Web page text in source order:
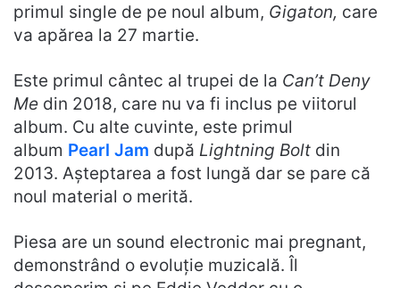
primul single de pe noul album, Gigaton, care
va apărea la 27 martie.
Este primul cântec al trupei de la Can’t Deny
Me din 2018, care nu va fi inclus pe viitorul
album. Cu alte cuvinte, este primul
album Pearl Jam după Lightning Bolt din
2013. Așteptarea a fost lungă dar se pare că
noul material o merită.
Piesa are un sound electronic mai pregnant,
demonstrând o evoluție muzicală. Îl